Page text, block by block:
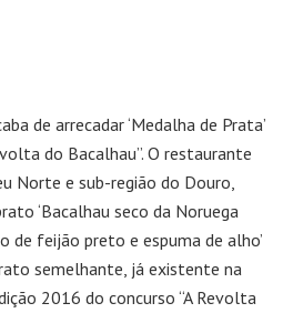
de arrecadar ‘Medalha de Prata’
do Bacalhau”. O restaurante
Norte e sub-região do Douro,
‘Bacalhau seco da Noruega
de feijão preto e espuma de alho’
semelhante, já existente na
2016 do concurso “A Revolta